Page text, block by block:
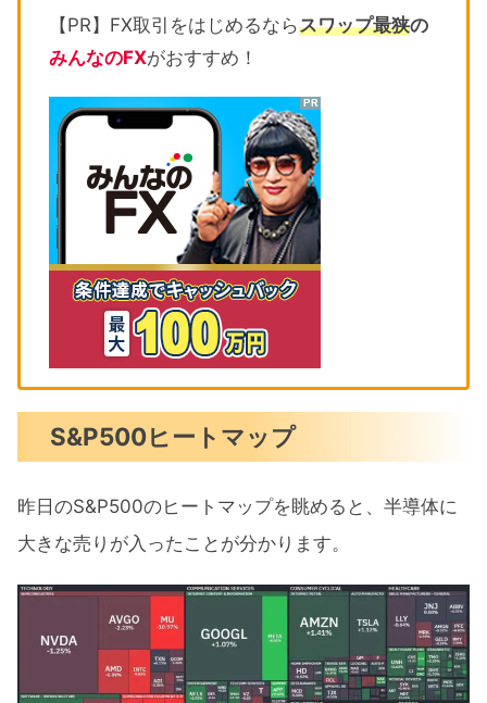
【PR】FX取引をはじめるならスワップ最狭の
みんなのFXがおすすめ！
S&P500ヒートマップ
昨日のS&P500のヒートマップを眺めると、半導体に
大きな売りが入ったことが分かります。